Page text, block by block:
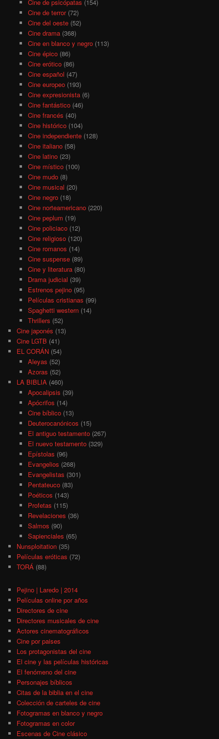
Cine de psicópatas (154)
Cine de terror(72)
Cine del oeste(52)
Cine drama(368)
Cine en blanco y negro(113)
Cine épico(86)
Cine erótico(86)
Cine español (47)
Cine europeo(193)
Cine expresionista(6)
Cine fantástico(46)
Cine francés (40)
Cine histórico(104)
Cine independiente(128)
Cine italiano(58)
Cine latino(23)
Cine místico(100)
Cine mudo(8)
Cine musical (20)
Cine negro(18)
Cine norteamericano(220)
Cine peplum (19)
Cine policiaco(12)
Cine religioso(120)
Cine romanos (14)
Cine suspense(89)
Cine y literatura(80)
Drama judicial (39)
Estrenos pejino(95)
Películas cristianas (99)
Spaghetti western(14)
Thrillers (52)
Cine japonés (13)
Cine LGTB (41)
EL CORÁN (54)
Aleyas (52)
Azoras (52)
LA BIBLIA (460)
Apocalipsis (39)
Apócrifos (14)
Cine bíblico(13)
Deuterocanónicos (15)
El antiguo testamento(267)
El nuevo testamento(329)
Epístolas (96)
Evangelios (268)
Evangelistas (301)
Pentateuco(83)
Poéticos (143)
Profetas (115)
Revelaciones (36)
Salmos (90)
Sapienciales (65)
Nunsploitation (35)
Películas eróticas (72)
TORÁ (88)
Pejino | Laredo | 2014
Películas online por años
Directores de cine
Directores musicales de cine
Actores cinematográficos
Cine por paises
Los protagonistas del cine
El cine y las películas históricas
El fenómeno del cine
Personajes bíblicos
Citas de la biblia en el cine
Colección de carteles de cine
Fotogramas en blanco y negro
Fotogramas en color
Escenas de Cine clásico